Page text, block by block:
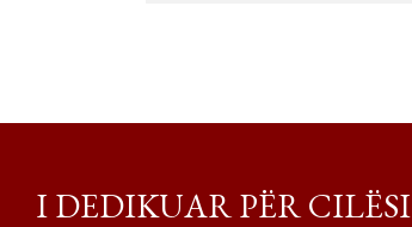
I DEDIKUAR PËR CILËSI